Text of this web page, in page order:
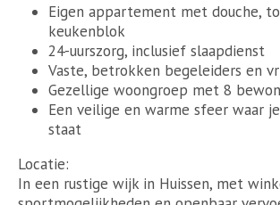
Eigen appartement met douche,
keukenblok
24-uurszorg, inclusief slaapdienst
Vaste, betrokken begeleiders en
Gezellige woongroep met 8
Een veilige en warme sfeer waar
staat
Locatie:
In een rustige wijk in Huissen, met